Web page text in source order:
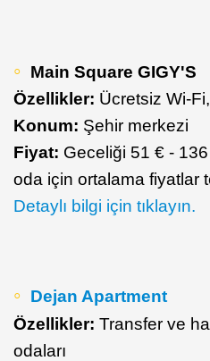
Main Square GIGY'S
Özellikler: Ücretsiz Wi-
Konum: Şehir merkezi
Fiyat: Geceliği 51 € -
oda için ortalama fiyatlar
Detaylı bilgi için tıklayın.
Dejan Apartment
Özellikler: Transfer ve
odaları